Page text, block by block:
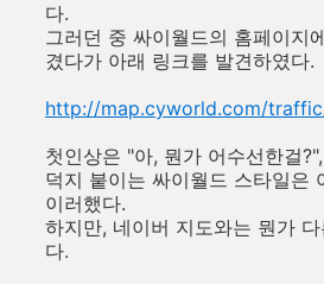
다.
그러던 중 싸이월드의 홈페이지
겼다가 아래 링크를 발견하였다.
http://map.cyworld.com/
첫인상은 "아, 뭔가 어수선한걸
덕지 붙이는 싸이월드 스타일은
이러했다.
하지만, 네이버 지도와는 뭔가
다.